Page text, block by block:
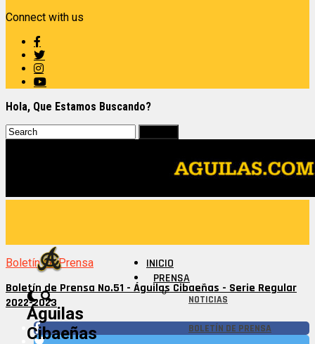
Connect with us
Hola, Que Estamos Buscando?
Águilas
Cibaeñas
INICIO
PRENSA
NOTICIAS
BOLETÍN DE PRENSA
Boletín de Prensa
Boletín de Prensa No.51 - Águilas Cibaeñas - Serie Regular
2022-2023